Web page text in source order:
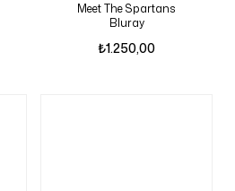
Meet The Spartans
Bluray
₺1.250,00